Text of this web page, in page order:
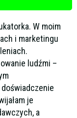
W moim
i marketingu
ludźmi –
je
a